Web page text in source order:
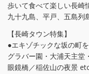
歩いて食べて楽しい長崎
九十九島、平戸、五島列
【長崎タウン特集】
●エキゾチックな坂の町
グラバー園・大浦天主堂
眼鏡橋／稲佐山の夜景